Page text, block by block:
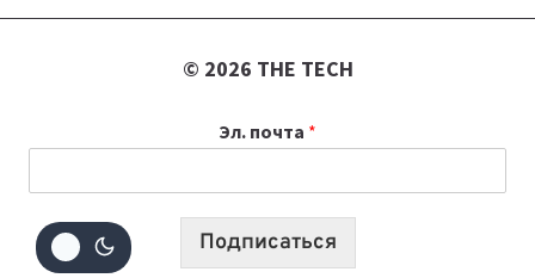
© 2026 THE TECH
Эл. почта *
Подписаться